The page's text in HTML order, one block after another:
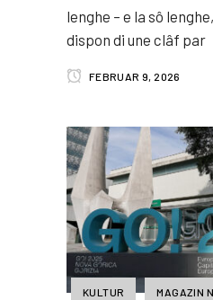
lenghe – e la sô
dispon di une clâf par
FEBRUAR 9, 2026
KULTUR MAGAZIN